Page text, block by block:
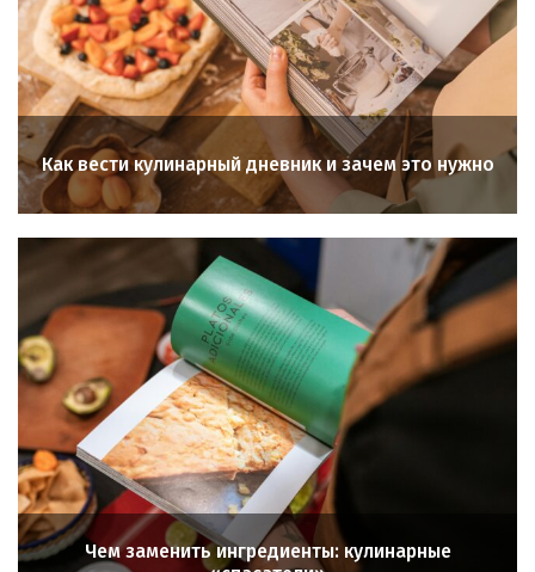
Как вести кулинарный дневник и зачем это нужно
Чем заменить ингредиенты: кулинарные